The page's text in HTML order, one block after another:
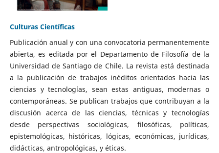
Culturas Científicas
Publicación anual y con una convocatoria permanentemente
abierta, es editada por el Departamento de Filosofía de la
Universidad de Santiago de Chile. La revista está destinada
a la publicación de trabajos inéditos orientados hacia las
ciencias y tecnologías, sean estas antiguas, modernas o
contemporáneas. Se publican trabajos que contribuyan a la
discusión acerca de las ciencias, técnicas y tecnologías
desde perspectivas sociológicas, filosóficas, políticas,
epistemológicas, históricas, lógicas, económicas, jurídicas,
didácticas, antropológicas, y éticas.